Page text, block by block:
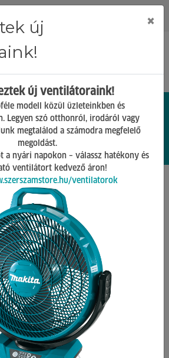
0 0.
Rögzítéstechnika
Vissza
új
×
új ventilátoraink!
modell közül üzleteinkben és
Legyen szó otthonról, irodáról vagy
megtalálod a számodra megfelelő
megoldást.
a nyári napokon – válassz hatékony és
ventilátort kedvező áron!
ventilatorok